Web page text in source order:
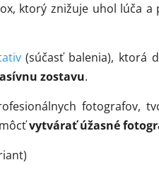
ktorý znižuje uhol lúča a
(súčasť balenia), ktorá
zostavu.
fotografov,
vytvárať úžasné